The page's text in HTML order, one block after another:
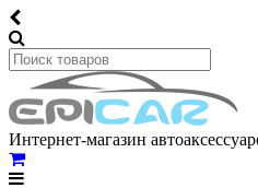
Интернет-магазин